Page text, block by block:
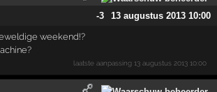
-3
13 augustus 2013 10:00
weekend!?
laatste aanpassing13 augustus 2013 10:00